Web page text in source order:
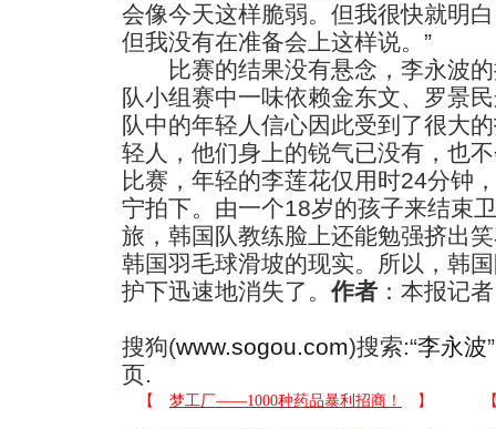
会像今天这样脆弱。但我很快就明
但我没有在准备会上这样说。”
比赛的结果没有悬念，李永波的
队小组赛中一味依赖金东文、罗景
队中的年轻人信心因此受到了很大
轻人，他们身上的锐气已没有，也
比赛，年轻的李莲花仅用时24分钟
宁拍下。由一个18岁的孩子来结束
旅，韩国队教练脸上还能勉强挤出
韩国羽毛球滑坡的现实。所以，韩
护下迅速地消失了。作者 ：本报记
搜狗(www.sogou.com)搜索:“李永波
页.